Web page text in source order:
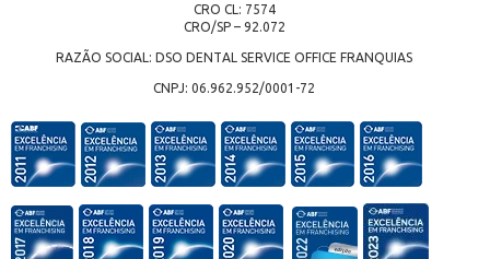
CRO CL: 7574
CRO/SP – 92.072
RAZÃO SOCIAL: DSO DENTAL SERVICE OFFICE FRANQUIAS
CNPJ: 06.962.952/0001-72